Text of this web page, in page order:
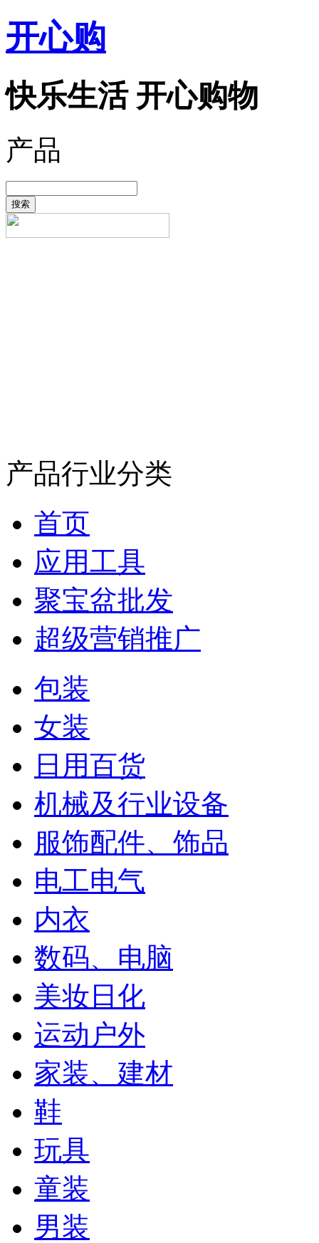
开心购
快乐生活 开心购物
产品
搜索
产品行业分类
首页
应用工具
聚宝盆批发
超级营销推广
包装
女装
日用百货
机械及行业设备
服饰配件、饰品
电工电气
内衣
数码、电脑
美妆日化
运动户外
家装、建材
鞋
玩具
童装
男装